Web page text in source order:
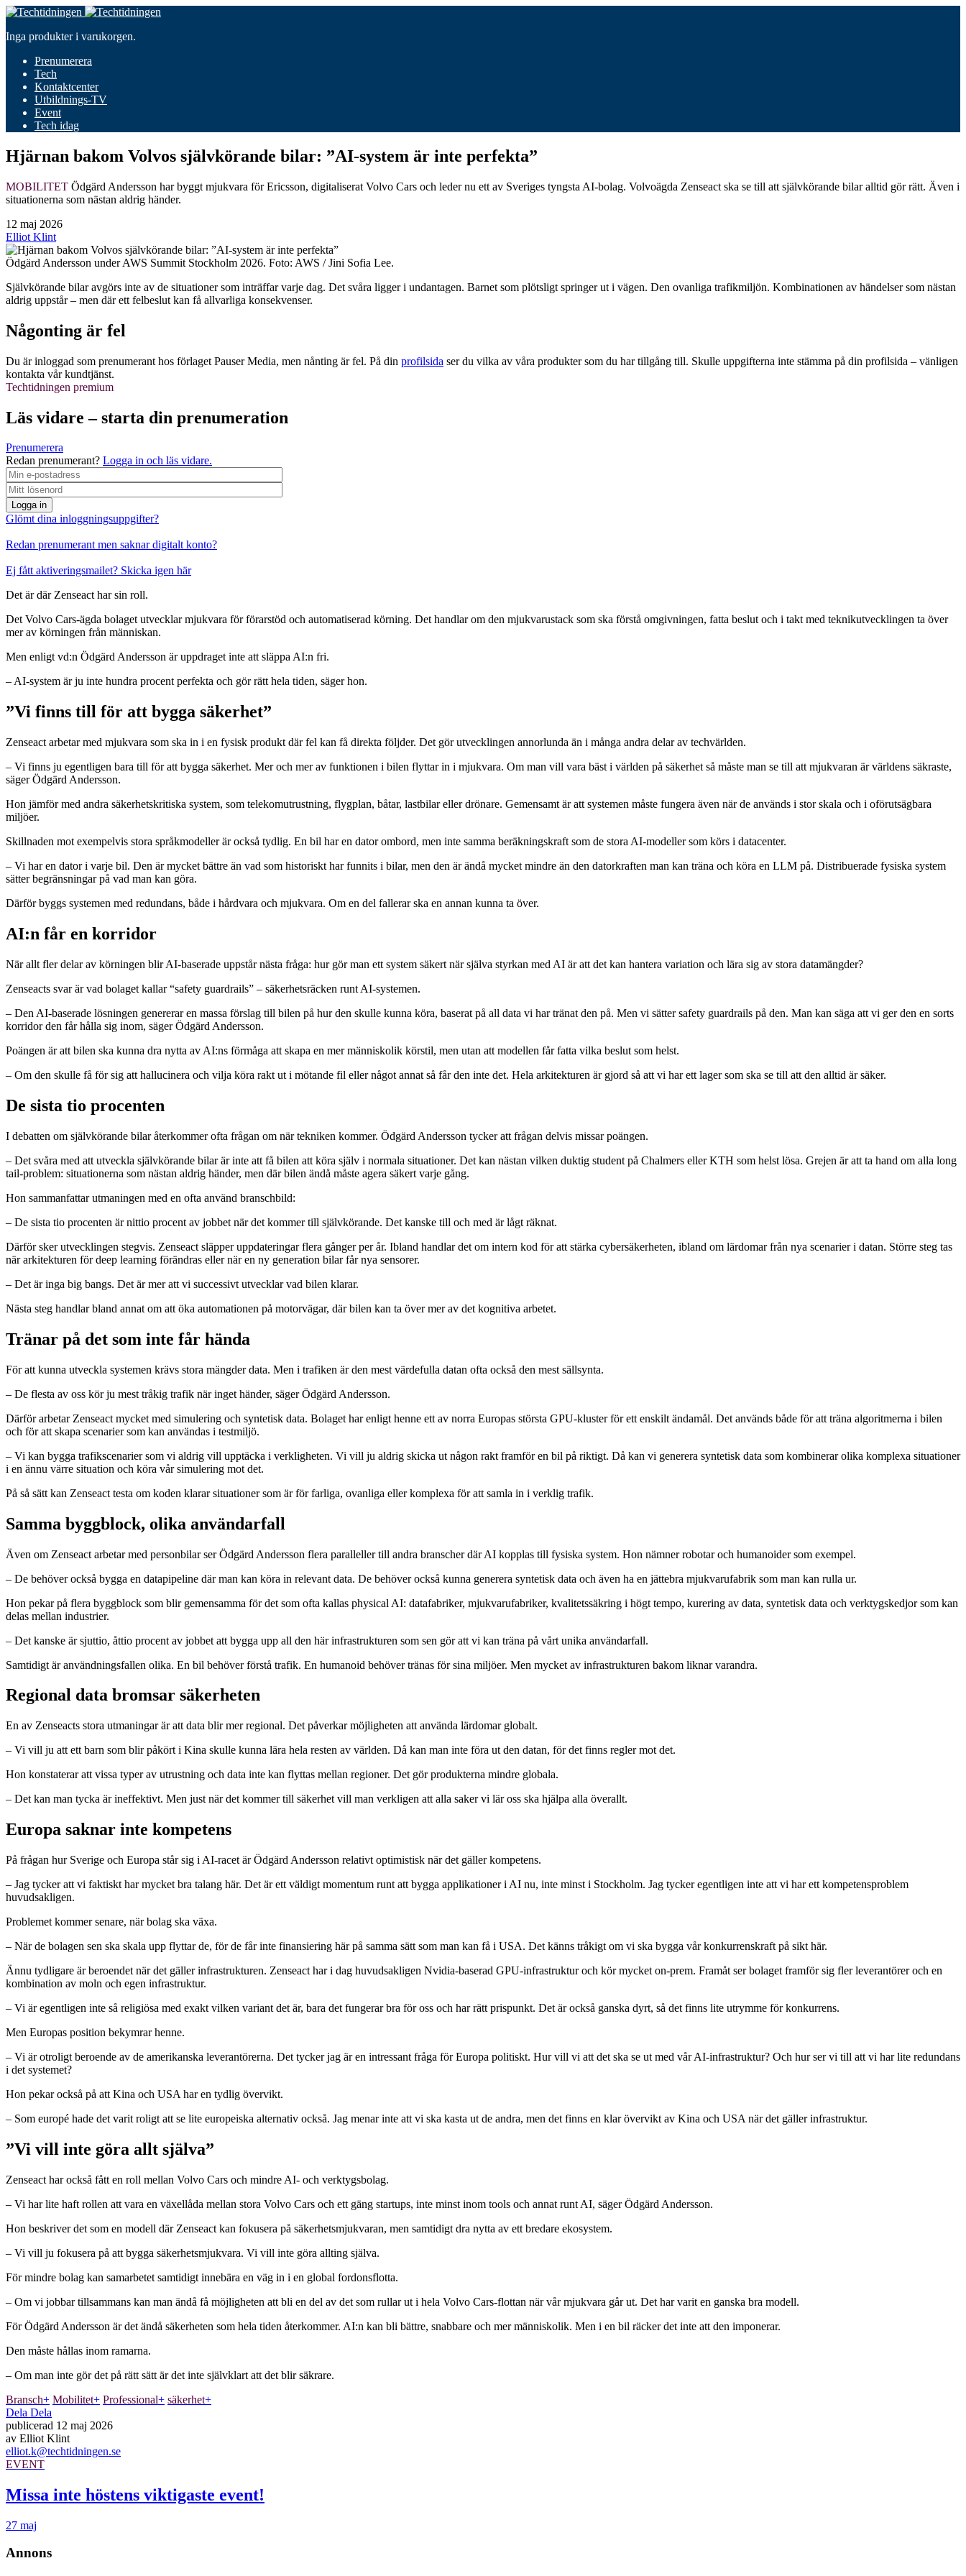
Inga produkter i varukorgen.
Prenumerera
Tech
Kontaktcenter
Utbildnings-TV
Event
Tech idag
Hjärnan bakom Volvos självkörande bilar: ”AI-system är inte perfekta”
MOBILITET Ödgärd Andersson har byggt mjukvara för Ericsson, digitaliserat Volvo Cars och leder nu ett av Sveriges tyngsta AI-bolag. Volvoägda Zenseact ska se till att självkörande bilar alltid gör rätt. Även i
situationerna som nästan aldrig händer.
12 maj 2026
Elliot Klint
Ödgärd Andersson under AWS Summit Stockholm 2026. Foto: AWS / Jini Sofia Lee.
Självkörande bilar avgörs inte av de situationer som inträffar varje dag. Det svåra ligger i undantagen. Barnet som plötsligt springer ut i vägen. Den ovanliga trafikmiljön. Kombinationen av händelser som nästan
aldrig uppstår – men där ett felbeslut kan få allvarliga konsekvenser.
Någonting är fel
Du är inloggad som prenumerant hos förlaget Pauser Media, men nånting är fel. På din profilsida ser du vilka av våra produkter som du har tillgång till. Skulle uppgifterna inte stämma på din profilsida – vänligen
kontakta vår kundtjänst.
Techtidningen premium
Läs vidare – starta din prenumeration
Prenumerera
Redan prenumerant? Logga in och läs vidare.
Logga in
Glömt dina inloggningsuppgifter?
Redan prenumerant men saknar digitalt konto?
Ej fått aktiveringsmailet? Skicka igen här
Det är där Zenseact har sin roll.
Det Volvo Cars-ägda bolaget utvecklar mjukvara för förarstöd och automatiserad körning. Det handlar om den mjukvarustack som ska förstå omgivningen, fatta beslut och i takt med teknikutvecklingen ta över
mer av körningen från människan.
Men enligt vd:n Ödgärd Andersson är uppdraget inte att släppa AI:n fri.
– AI-system är ju inte hundra procent perfekta och gör rätt hela tiden, säger hon.
”Vi finns till för att bygga säkerhet”
Zenseact arbetar med mjukvara som ska in i en fysisk produkt där fel kan få direkta följder. Det gör utvecklingen annorlunda än i många andra delar av techvärlden.
– Vi finns ju egentligen bara till för att bygga säkerhet. Mer och mer av funktionen i bilen flyttar in i mjukvara. Om man vill vara bäst i världen på säkerhet så måste man se till att mjukvaran är världens säkraste,
säger Ödgärd Andersson.
Hon jämför med andra säkerhetskritiska system, som telekomutrustning, flygplan, båtar, lastbilar eller drönare. Gemensamt är att systemen måste fungera även när de används i stor skala och i oförutsägbara
miljöer.
Skillnaden mot exempelvis stora språkmodeller är också tydlig. En bil har en dator ombord, men inte samma beräkningskraft som de stora AI-modeller som körs i datacenter.
– Vi har en dator i varje bil. Den är mycket bättre än vad som historiskt har funnits i bilar, men den är ändå mycket mindre än den datorkraften man kan träna och köra en LLM på. Distribuerade fysiska system
sätter begränsningar på vad man kan göra.
Därför byggs systemen med redundans, både i hårdvara och mjukvara. Om en del fallerar ska en annan kunna ta över.
AI:n får en korridor
När allt fler delar av körningen blir AI-baserade uppstår nästa fråga: hur gör man ett system säkert när själva styrkan med AI är att det kan hantera variation och lära sig av stora datamängder?
Zenseacts svar är vad bolaget kallar “safety guardrails” – säkerhetsräcken runt AI-systemen.
– Den AI-baserade lösningen genererar en massa förslag till bilen på hur den skulle kunna köra, baserat på all data vi har tränat den på. Men vi sätter safety guardrails på den. Man kan säga att vi ger den en sorts
korridor den får hålla sig inom, säger Ödgärd Andersson.
Poängen är att bilen ska kunna dra nytta av AI:ns förmåga att skapa en mer människolik körstil, men utan att modellen får fatta vilka beslut som helst.
– Om den skulle få för sig att hallucinera och vilja köra rakt ut i mötande fil eller något annat så får den inte det. Hela arkitekturen är gjord så att vi har ett lager som ska se till att den alltid är säker.
De sista tio procenten
I debatten om självkörande bilar återkommer ofta frågan om när tekniken kommer. Ödgärd Andersson tycker att frågan delvis missar poängen.
– Det svåra med att utveckla självkörande bilar är inte att få bilen att köra själv i normala situationer. Det kan nästan vilken duktig student på Chalmers eller KTH som helst lösa. Grejen är att ta hand om alla long
tail-problem: situationerna som nästan aldrig händer, men där bilen ändå måste agera säkert varje gång.
Hon sammanfattar utmaningen med en ofta använd branschbild:
– De sista tio procenten är nittio procent av jobbet när det kommer till självkörande. Det kanske till och med är lågt räknat.
Därför sker utvecklingen stegvis. Zenseact släpper uppdateringar flera gånger per år. Ibland handlar det om intern kod för att stärka cybersäkerheten, ibland om lärdomar från nya scenarier i datan. Större steg tas
när arkitekturen för deep learning förändras eller när en ny generation bilar får nya sensorer.
– Det är inga big bangs. Det är mer att vi successivt utvecklar vad bilen klarar.
Nästa steg handlar bland annat om att öka automationen på motorvägar, där bilen kan ta över mer av det kognitiva arbetet.
Tränar på det som inte får hända
För att kunna utveckla systemen krävs stora mängder data. Men i trafiken är den mest värdefulla datan ofta också den mest sällsynta.
– De flesta av oss kör ju mest tråkig trafik när inget händer, säger Ödgärd Andersson.
Därför arbetar Zenseact mycket med simulering och syntetisk data. Bolaget har enligt henne ett av norra Europas största GPU-kluster för ett enskilt ändamål. Det används både för att träna algoritmerna i bilen
och för att skapa scenarier som kan användas i testmiljö.
– Vi kan bygga trafikscenarier som vi aldrig vill upptäcka i verkligheten. Vi vill ju aldrig skicka ut någon rakt framför en bil på riktigt. Då kan vi generera syntetisk data som kombinerar olika komplexa situationer
i en ännu värre situation och köra vår simulering mot det.
På så sätt kan Zenseact testa om koden klarar situationer som är för farliga, ovanliga eller komplexa för att samla in i verklig trafik.
Samma byggblock, olika användarfall
Även om Zenseact arbetar med personbilar ser Ödgärd Andersson flera paralleller till andra branscher där AI kopplas till fysiska system. Hon nämner robotar och humanoider som exempel.
– De behöver också bygga en datapipeline där man kan köra in relevant data. De behöver också kunna generera syntetisk data och även ha en jättebra mjukvarufabrik som man kan rulla ur.
Hon pekar på flera byggblock som blir gemensamma för det som ofta kallas physical AI: datafabriker, mjukvarufabriker, kvalitetssäkring i högt tempo, kurering av data, syntetisk data och verktygskedjor som kan
delas mellan industrier.
– Det kanske är sjuttio, åttio procent av jobbet att bygga upp all den här infrastrukturen som sen gör att vi kan träna på vårt unika användarfall.
Samtidigt är användningsfallen olika. En bil behöver förstå trafik. En humanoid behöver tränas för sina miljöer. Men mycket av infrastrukturen bakom liknar varandra.
Regional data bromsar säkerheten
En av Zenseacts stora utmaningar är att data blir mer regional. Det påverkar möjligheten att använda lärdomar globalt.
– Vi vill ju att ett barn som blir påkört i Kina skulle kunna lära hela resten av världen. Då kan man inte föra ut den datan, för det finns regler mot det.
Hon konstaterar att vissa typer av utrustning och data inte kan flyttas mellan regioner. Det gör produkterna mindre globala.
– Det kan man tycka är ineffektivt. Men just när det kommer till säkerhet vill man verkligen att alla saker vi lär oss ska hjälpa alla överallt.
Europa saknar inte kompetens
På frågan hur Sverige och Europa står sig i AI-racet är Ödgärd Andersson relativt optimistisk när det gäller kompetens.
– Jag tycker att vi faktiskt har mycket bra talang här. Det är ett väldigt momentum runt att bygga applikationer i AI nu, inte minst i Stockholm. Jag tycker egentligen inte att vi har ett kompetensproblem
huvudsakligen.
Problemet kommer senare, när bolag ska växa.
– När de bolagen sen ska skala upp flyttar de, för de får inte finansiering här på samma sätt som man kan få i USA. Det känns tråkigt om vi ska bygga vår konkurrenskraft på sikt här.
Ännu tydligare är beroendet när det gäller infrastrukturen. Zenseact har i dag huvudsakligen Nvidia-baserad GPU-infrastruktur och kör mycket on-prem. Framåt ser bolaget framför sig fler leverantörer och en
kombination av moln och egen infrastruktur.
– Vi är egentligen inte så religiösa med exakt vilken variant det är, bara det fungerar bra för oss och har rätt prispunkt. Det är också ganska dyrt, så det finns lite utrymme för konkurrens.
Men Europas position bekymrar henne.
– Vi är otroligt beroende av de amerikanska leverantörerna. Det tycker jag är en intressant fråga för Europa politiskt. Hur vill vi att det ska se ut med vår AI-infrastruktur? Och hur ser vi till att vi har lite redundans
i det systemet?
Hon pekar också på att Kina och USA har en tydlig övervikt.
– Som europé hade det varit roligt att se lite europeiska alternativ också. Jag menar inte att vi ska kasta ut de andra, men det finns en klar övervikt av Kina och USA när det gäller infrastruktur.
”Vi vill inte göra allt själva”
Zenseact har också fått en roll mellan Volvo Cars och mindre AI- och verktygsbolag.
– Vi har lite haft rollen att vara en växellåda mellan stora Volvo Cars och ett gäng startups, inte minst inom tools och annat runt AI, säger Ödgärd Andersson.
Hon beskriver det som en modell där Zenseact kan fokusera på säkerhetsmjukvaran, men samtidigt dra nytta av ett bredare ekosystem.
– Vi vill ju fokusera på att bygga säkerhetsmjukvara. Vi vill inte göra allting själva.
För mindre bolag kan samarbetet samtidigt innebära en väg in i en global fordonsflotta.
– Om vi jobbar tillsammans kan man ändå få möjligheten att bli en del av det som rullar ut i hela Volvo Cars-flottan när vår mjukvara går ut. Det har varit en ganska bra modell.
För Ödgärd Andersson är det ändå säkerheten som hela tiden återkommer. AI:n kan bli bättre, snabbare och mer människolik. Men i en bil räcker det inte att den imponerar.
Den måste hållas inom ramarna.
– Om man inte gör det på rätt sätt är det inte självklart att det blir säkrare.
Bransch+ Mobilitet+ Professional+ säkerhet+
Dela Dela
publicerad 12 maj 2026
av Elliot Klint
elliot.k@techtidningen.se
EVENT
Missa inte höstens viktigaste event!
27 maj
Annons